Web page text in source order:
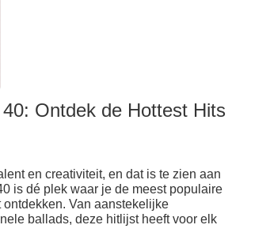
Ontdek de Hottest Hits
en creativiteit, en dat is te zien aan
is dé plek waar je de meest populaire
Van aanstekelijke
ballads, deze hitlijst heeft voor elk